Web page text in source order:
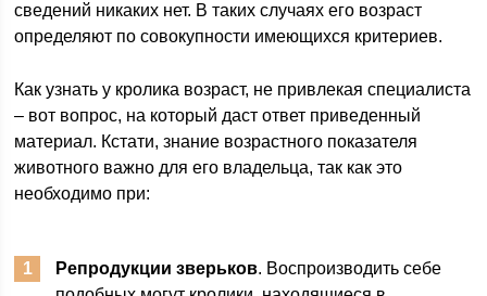
сведений никаких нет. В таких случаях его возраст
определяют по совокупности имеющихся критериев.
Как узнать у кролика возраст, не привлекая специалиста
– вот вопрос, на который даст ответ приведенный
материал. Кстати, знание возрастного показателя
животного важно для его владельца, так как это
необходимо при:
Репродукции зверьков. Воспроизводить себе